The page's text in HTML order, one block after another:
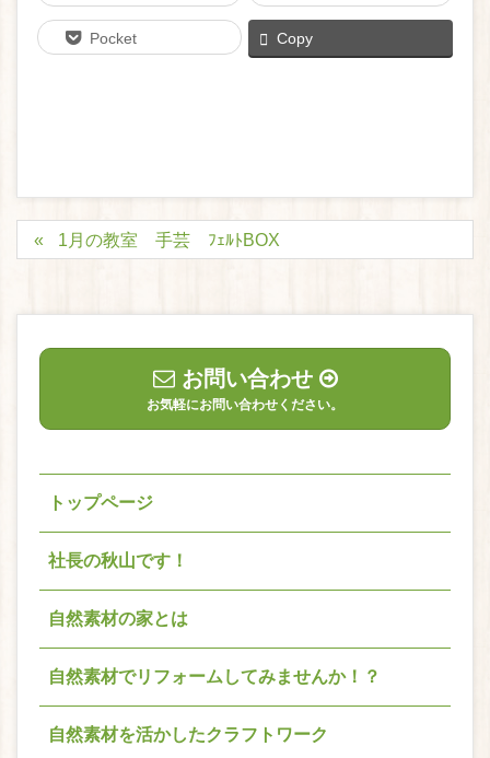
Pocket Copy
1月の教室 手芸 ﾌｪﾙﾄBOX
お問い合わせ
お気軽にお問い合わせください。
トップページ
社長の秋山です！
自然素材の家とは
自然素材でリフォームしてみませんか！？
自然素材を活かしたクラフトワーク